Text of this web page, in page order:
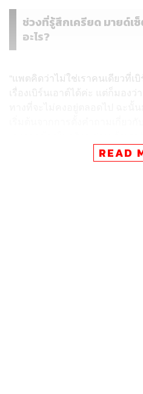
ช่วงที่รู้สึกเครียด มายด์เ
อะไร?
“แพตคิดว่าไม่ใช่เราคนเดียวที่เ
เรื่องเบิร์นเอาต์ได้ค่ะ แต่ก็มองว่
ไม่ว่าจะเหนื่อยแค่ไหน เราจะส
ได้ เราจะมีพลังงานดีๆ ให้กับตัว
READ